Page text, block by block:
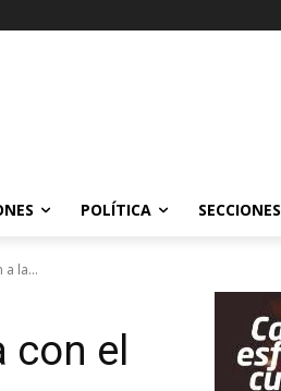
POLÍTICA SECCIONES
a la...
el